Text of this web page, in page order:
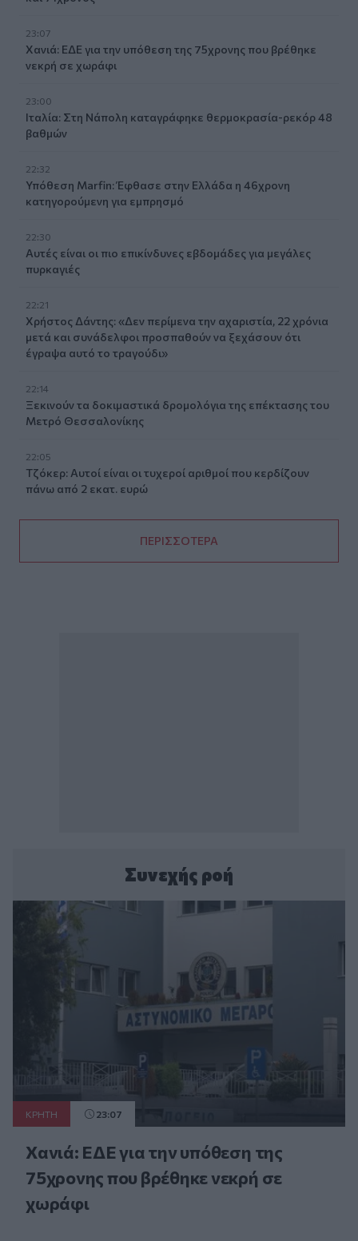
23:07
Χανιά: ΕΔΕ για την υπόθεση της 75χρονης που βρέθηκε
νεκρή σε χωράφι
23:00
Ιταλία: Στη Νάπολη καταγράφηκε θερμοκρασία-ρεκόρ 48
βαθμών
22:32
Υπόθεση Marfin: Έφθασε στην Ελλάδα η 46χρονη
κατηγορούμενη για εμπρησμό
22:30
Αυτές είναι οι πιο επικίνδυνες εβδομάδες για μεγάλες
πυρκαγιές
22:21
Χρήστος Δάντης: «Δεν περίμενα την αχαριστία, 22 χρόνια
μετά και συνάδελφοι προσπαθούν να ξεχάσουν ότι
έγραψα αυτό το τραγούδι»
22:14
Ξεκινούν τα δοκιμαστικά δρομολόγια της επέκτασης του
Μετρό Θεσσαλονίκης
22:05
Τζόκερ: Αυτοί είναι οι τυχεροί αριθμοί που κερδίζουν
πάνω από 2 εκατ. ευρώ
ΠΕΡΙΣΣΟΤΕΡΑ
Συνεχής ροή
ΚΡΗΤΗ 23:07
Χανιά: ΕΔΕ για την υπόθεση της
75χρονης που βρέθηκε νεκρή σε
χωράφι